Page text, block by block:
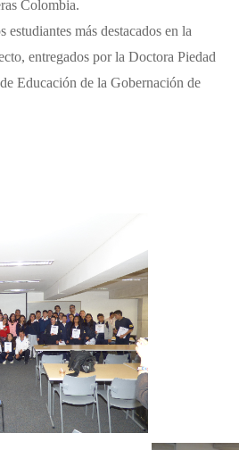
Colombia.
estudiantes más destacados en la
entregados por la Doctora Piedad
Educación de la Gobernación de